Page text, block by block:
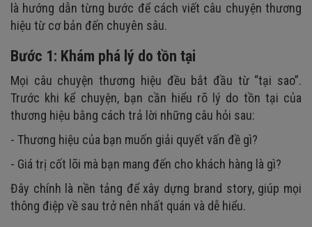
là hướng dẫn từng bước để cách viết câu chuyện thương
hiệu từ cơ bản đến chuyên sâu.
Bước 1: Khám phá lý do tồn tại
Mọi câu chuyện thương hiệu đều bắt đầu từ “tại sao”.
Trước khi kể chuyện, bạn cần hiểu rõ lý do tồn tại của
thương hiệu bằng cách trả lời những câu hỏi sau:
- Thương hiệu của bạn muốn giải quyết vấn đề gì?
- Giá trị cốt lõi mà bạn mang đến cho khách hàng là gì?
Đây chính là nền tảng để xây dựng brand story, giúp mọi
thông điệp về sau trở nên nhất quán và dễ hiểu.